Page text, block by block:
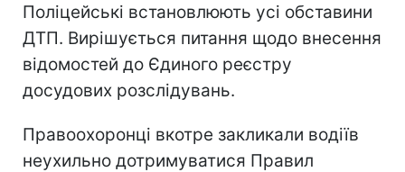
Поліцейські встановлюють усі обставини
ДТП. Вирішується питання щодо внесення
відомостей до Єдиного реєстру
досудових розслідувань.
Правоохоронці вкотре закликали водіїв
неухильно дотримуватися Правил